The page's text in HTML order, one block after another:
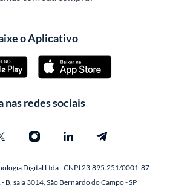
o Aplicativo
nas redes sociais
Digital Ltda - CNPJ 23.895.251/0001-87
B, sala 3014, São Bernardo do Campo - SP